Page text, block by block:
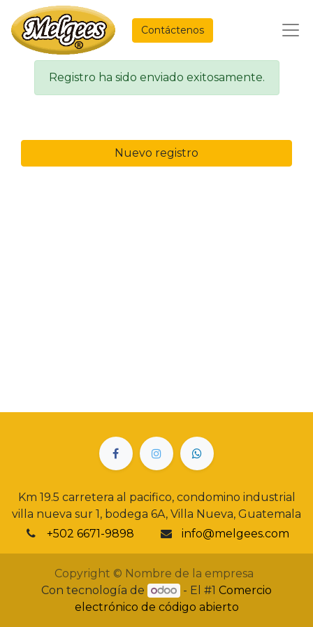
Contáctenos
Registro ha sido enviado exitosamente.
Nuevo registro
Km 19.5 carretera al pacifico, condomino industrial
villa nueva sur 1, bodega 6A, Villa Nueva, Guatemala
+502 6671-9898
info@melgees.com
Copyright © Nombre de la empresa
Con tecnología de
- El #1 Comercio
electrónico de código abierto